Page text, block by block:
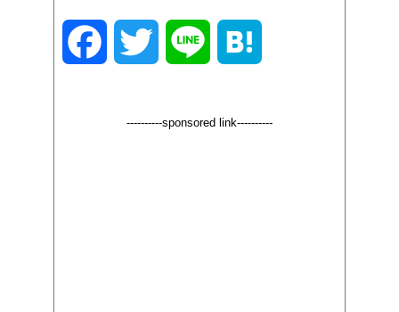
n
----------sponsored link----------